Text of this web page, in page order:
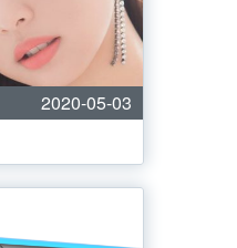
2020-05-03